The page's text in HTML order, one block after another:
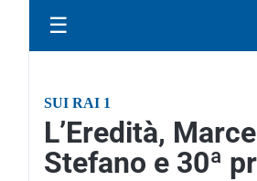
☰
SUI RAI 1
L’Eredità,
Stefano e 30ª